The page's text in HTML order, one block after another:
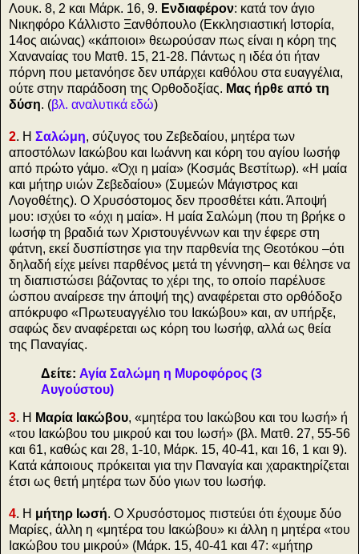
Λουκ. 8, 2 και Μάρκ. 16, 9. Ενδιαφέρον: κατά τον άγιο
Νικηφόρο Κάλλιστο Ξανθόπουλο (Εκκλησιαστική Ιστορία,
14ος αιώνας) «κάποιοι» θεωρούσαν πως είναι η κόρη της
Χαναναίας του Ματθ. 15, 21-28. Πάντως η ιδέα ότι ήταν
πόρνη που μετανόησε δεν υπάρχει καθόλου στα ευαγγέλια,
ούτε στην παράδοση της Ορθοδοξίας. Μας ήρθε από τη
δύση. (βλ. αναλυτικά εδώ)
2. Η Σαλώμη, σύζυγος του Ζεβεδαίου, μητέρα των
αποστόλων Ιακώβου και Ιωάννη και κόρη του αγίου Ιωσήφ
από πρώτο γάμο. «Όχι η μαία» (Κοσμάς Βεστίτωρ). «Η μαία
και μήτηρ υιών Ζεβεδαίου» (Συμεών Μάγιστρος και
Λογοθέτης). Ο Χρυσόστομος δεν προσθέτει κάτι. Άποψή
μου: ισχύει το «όχι η μαία». Η μαία Σαλώμη (που τη βρήκε ο
Ιωσήφ τη βραδιά των Χριστουγέννων και την έφερε στη
φάτνη, εκεί δυσπίστησε για την παρθενία της Θεοτόκου –ότι
δηλαδή είχε μείνει παρθένος μετά τη γέννηση– και θέλησε να
τη διαπιστώσει βάζοντας το χέρι της, το οποίο παρέλυσε
ώσπου αναίρεσε την άποψή της) αναφέρεται στο ορθόδοξο
απόκρυφο «Πρωτευαγγέλιο του Ιακώβου» και, αν υπήρξε,
σαφώς δεν αναφέρεται ως κόρη του Ιωσήφ, αλλά ως θεία
της Παναγίας.
Δείτε: Αγία Σαλώμη η Μυροφόρος (3
Αυγούστου)
3. Η Μαρία Ιακώβου, «μητέρα του Ιακώβου και του Ιωσή» ή
«του Ιακώβου του μικρού και του Ιωσή» (βλ. Ματθ. 27, 55-56
και 61, καθώς και 28, 1-10, Μάρκ. 15, 40-41, και 16, 1 και 9).
Κατά κάποιους πρόκειται για την Παναγία και χαρακτηρίζεται
έτσι ως θετή μητέρα των δύο γιων του Ιωσήφ.
4. Η μήτηρ Ιωσή. Ο Χρυσόστομος πιστεύει ότι έχουμε δύο
Μαρίες, άλλη η «μητέρα του Ιακώβου» κι άλλη η μητέρα «του
Ιακώβου του μικρού» (Μάρκ. 15, 40-41 και 47: «μήτηρ